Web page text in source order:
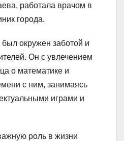
работала врачом в
города.
окружен заботой и
Он с увлечением
о математике и
с ним, занимаясь
играми и
роль в жизни